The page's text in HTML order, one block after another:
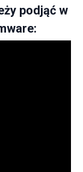
podjąć w